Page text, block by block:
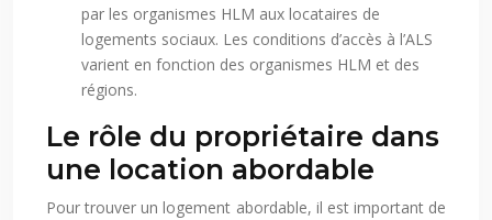
par les organismes HLM aux locataires de
logements sociaux. Les conditions d’accès à l’ALS
varient en fonction des organismes HLM et des
régions.
Le rôle du propriétaire dans
une location abordable
Pour trouver un logement abordable, il est important de